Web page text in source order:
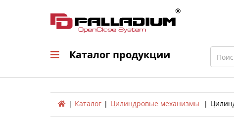
Каталог продукции
Каталог продукции Search
Каталог Цилиндровые механизмы